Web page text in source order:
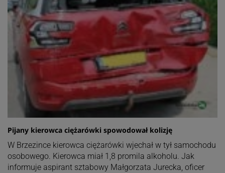
Pijany kierowca ciężarówki spowodował kolizję
W Brzezince kierowca ciężarówki wjechał w tył samochodu
osobowego. Kierowca miał 1,8 promila alkoholu. Jak
informuje aspirant sztabowy Małgorzata Jurecka, oficer